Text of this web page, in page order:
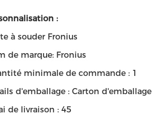
:
à souder Fronius
de marque: Fronius
minimale de commande : 1
d'emballage : Carton d'emballage
de livraison : 45